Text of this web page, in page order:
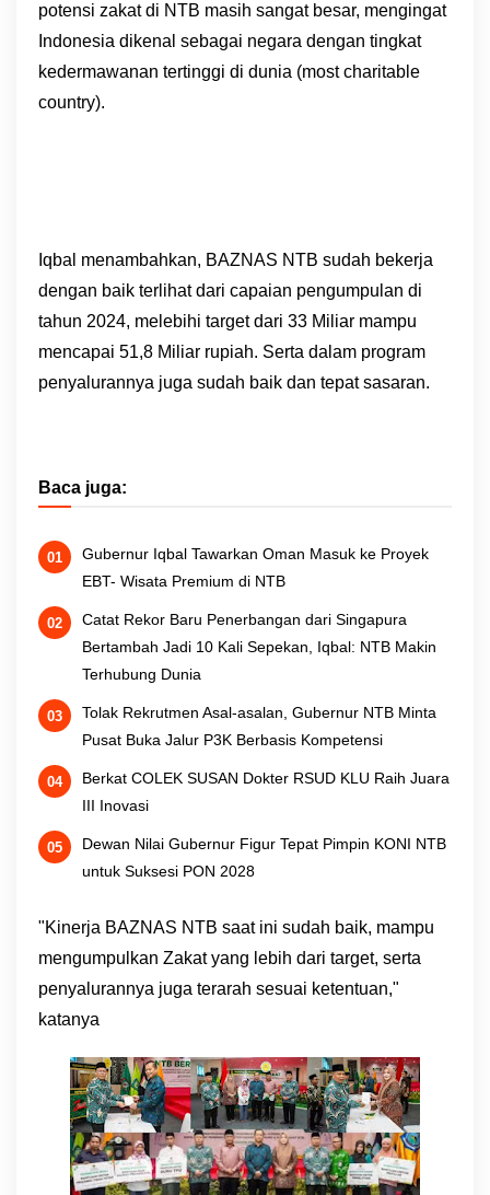
potensi zakat di NTB masih sangat besar, mengingat
Indonesia dikenal sebagai negara dengan tingkat
kedermawanan tertinggi di dunia (most charitable
country).
Iqbal menambahkan, BAZNAS NTB sudah bekerja
dengan baik terlihat dari capaian pengumpulan di
tahun 2024, melebihi target dari 33 Miliar mampu
mencapai 51,8 Miliar rupiah. Serta dalam program
penyalurannya juga sudah baik dan tepat sasaran.
Baca juga:
Gubernur Iqbal Tawarkan Oman Masuk ke Proyek
EBT- Wisata Premium di NTB
Catat Rekor Baru Penerbangan dari Singapura
Bertambah Jadi 10 Kali Sepekan, Iqbal: NTB Makin
Terhubung Dunia
Tolak Rekrutmen Asal-asalan, Gubernur NTB Minta
Pusat Buka Jalur P3K Berbasis Kompetensi
Berkat COLEK SUSAN Dokter RSUD KLU Raih Juara
III Inovasi
Dewan Nilai Gubernur Figur Tepat Pimpin KONI NTB
untuk Suksesi PON 2028
"Kinerja BAZNAS NTB saat ini sudah baik, mampu
mengumpulkan Zakat yang lebih dari target, serta
penyalurannya juga terarah sesuai ketentuan,"
katanya